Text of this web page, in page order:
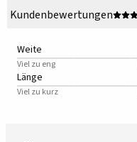
Kundenbewertungen
Weite
Viel zu eng
Länge
Viel zu kurz